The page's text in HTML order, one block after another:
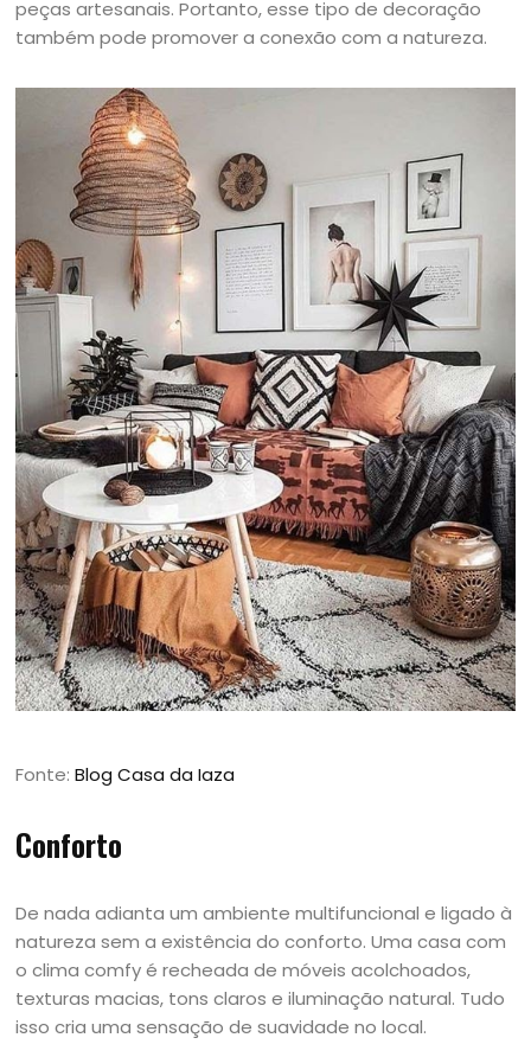
peças artesanais. Portanto, esse tipo de decoração
também pode promover a conexão com a natureza.
Fonte:Blog Casa da Iaza
Conforto
De nada adianta um ambiente multifuncional e ligado à
natureza sem a existência do conforto. Uma casa com
o clima comfy é recheada de móveis acolchoados,
texturas macias, tons claros e iluminação natural. Tudo
isso cria uma sensação de suavidade no local.